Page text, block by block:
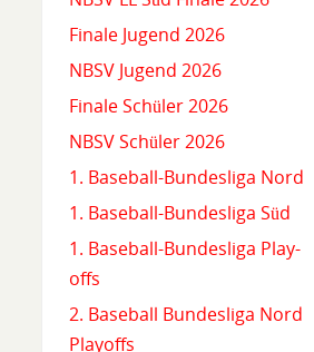
Finale Jugend 2026
NBSV Jugend 2026
Finale Schüler 2026
NBSV Schüler 2026
1. Baseball-Bundesliga Nord
1. Baseball-Bundesliga Süd
1. Baseball-Bundesliga Play-
offs
2. Baseball Bundesliga Nord
Playoffs